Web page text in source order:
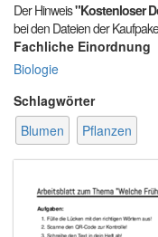
Der Hinweis"Kostenloser
bei den Dateien der
Fachliche Einordnung
Biologie
Schlagwörter
Blumen
Pflanzen